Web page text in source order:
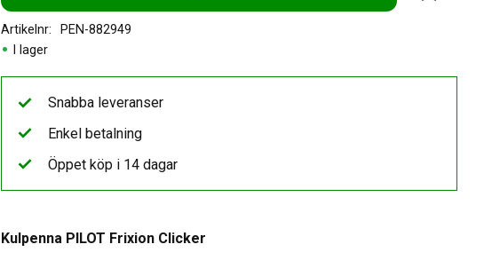
I lager
Artikelnr PEN-882949
Kulpenna PILOT Frixion Clicker
Snabba leveranser
Enkel betalning
Öppet köp i 14 dagar